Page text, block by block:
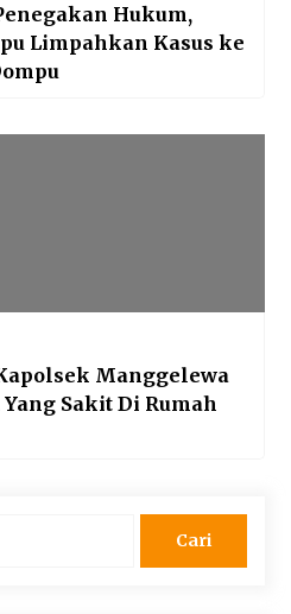
Hukum,
Limpahkan Kasus ke
Manggelewa
Sakit Di Rumah